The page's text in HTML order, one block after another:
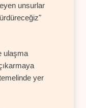
unsurlar
ulaşma
yer